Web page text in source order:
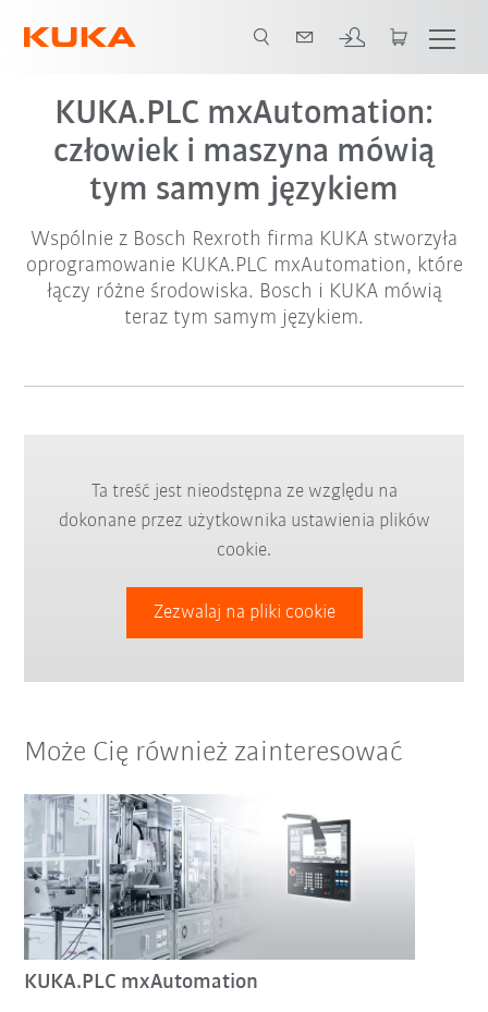
KUKA.PLC mxAutomation:
człowiek i maszyna mówią
tym samym językiem
Wspólnie z Bosch Rexroth firma KUKA stworzyła
oprogramowanie KUKA.PLC mxAutomation, które
łączy różne środowiska. Bosch i KUKA mówią
teraz tym samym językiem.
Ta treść jest nieodstępna ze względu na
dokonane przez użytkownika ustawienia plików
cookie.
Zezwalaj na pliki cookie
Może Cię również zainteresować
KUKA.PLC mxAutomation